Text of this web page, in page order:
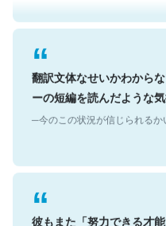
翻訳文体なせいかわから
ーの短編を読んだような
─今のこの状況が信じられるか
彼もまた「努力できる才